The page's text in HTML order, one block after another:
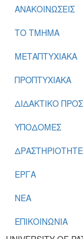
ΑΝΑΚΟΙΝΩΣΕΙΣ
ΤΟ ΤΜΗΜΑ
ΜΕΤΑΠΤΥΧΙΑΚΑ
ΠΡΟΠΤΥΧΙΑΚΑ
ΔΙΔΑΚΤΙΚΟ
ΥΠΟΔΟΜΕΣ
ΕΡΓΑ
ΝΕΑ
ΕΠΙΚΟΙΝΩΝΙΑ